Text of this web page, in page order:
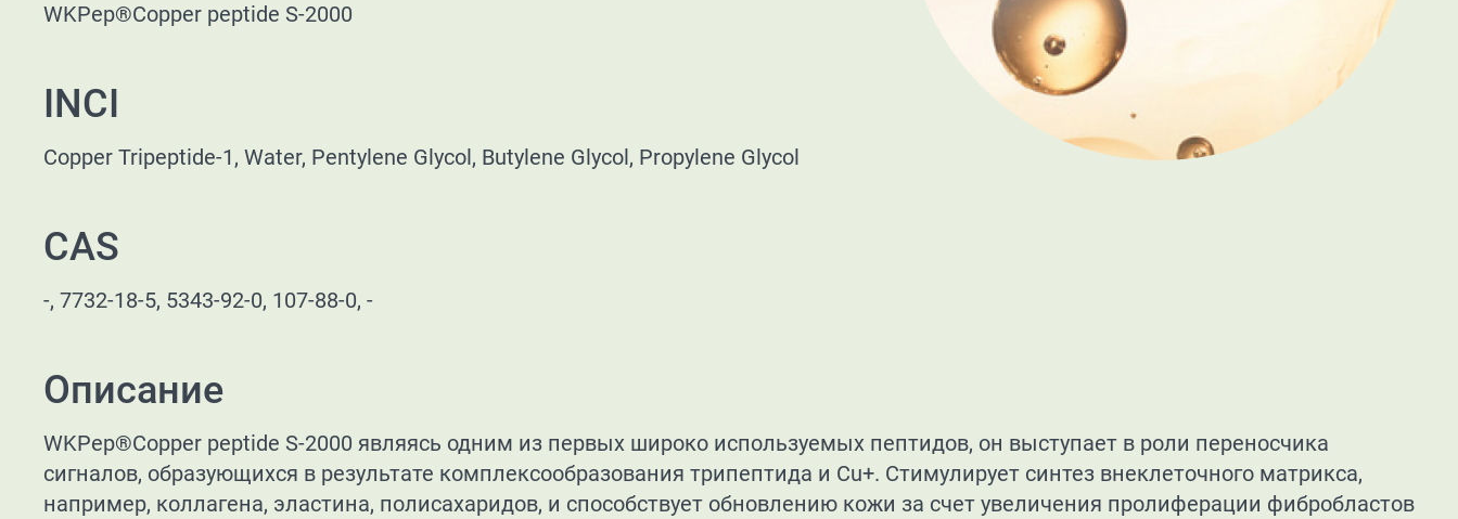
WKPep®Copper peptide S-2000
INCI
Copper Tripeptide-1, Water, Pentylene Glycol, Butylene Glycol, Propylene Glycol
CAS
-, 7732-18-5, 5343-92-0, 107-88-0, -
Описание
WKPep®Copper peptide S-2000 являясь одним из первых широко используемых пептидов, он выступает в роли переносчика
сигналов, образующихся в результате комплексообразования трипептида и Cu+. Стимулирует синтез внеклеточного матрикса,
например, коллагена, эластина, полисахаридов, и способствует обновлению кожи за счет увеличения пролиферации фибробластов